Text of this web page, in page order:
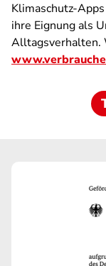
Klimaschutz-
ihre Eignung als
Alltagsverhalten.